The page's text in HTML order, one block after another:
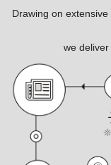
남앤드남인터내셔널㈜ 포
Drawing on
we deliver